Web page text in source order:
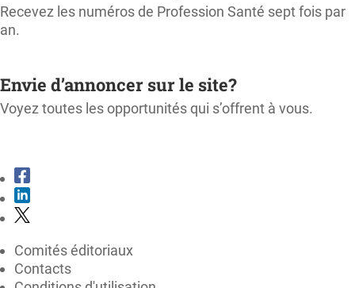
Recevez les numéros de Profession Santé sept fois par
an.
Envie d’annoncer sur le site?
Voyez toutes les opportunités qui s’offrent à vous.
Comités éditoriaux
Contacts